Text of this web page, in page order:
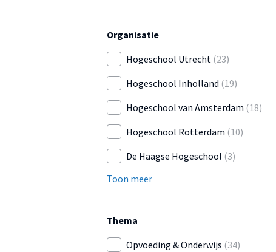
Organisatie
Hogeschool Utrecht (23)
Hogeschool Inholland (19)
Hogeschool van Amsterdam (18)
Hogeschool Rotterdam (10)
De Haagse Hogeschool (3)
Toon meer
Thema
Opvoeding & Onderwijs (34)